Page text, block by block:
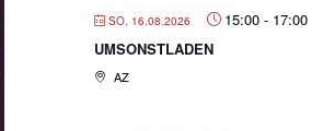
SO. 16.08.2026 15:00 - 17:00
UMSONSTLADEN
AZ